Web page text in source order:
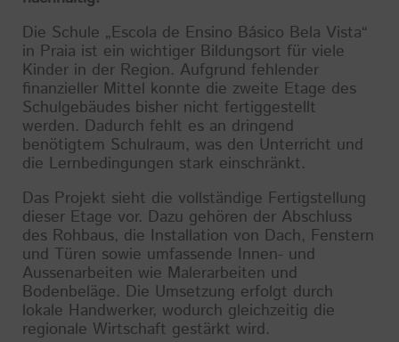
Die Schule „Escola de Ensino Básico Bela Vista“
in Praia ist ein wichtiger Bildungsort für viele
Kinder in der Region. Aufgrund fehlender
finanzieller Mittel konnte die zweite Etage des
Schulgebäudes bisher nicht fertiggestellt
werden. Dadurch fehlt es an dringend
benötigtem Schulraum, was den Unterricht und
die Lernbedingungen stark einschränkt.
Das Projekt sieht die vollständige Fertigstellung
dieser Etage vor. Dazu gehören der Abschluss
des Rohbaus, die Installation von Dach, Fenstern
und Türen sowie umfassende Innen- und
Aussenarbeiten wie Malerarbeiten und
Bodenbeläge. Die Umsetzung erfolgt durch
lokale Handwerker, wodurch gleichzeitig die
regionale Wirtschaft gestärkt wird.